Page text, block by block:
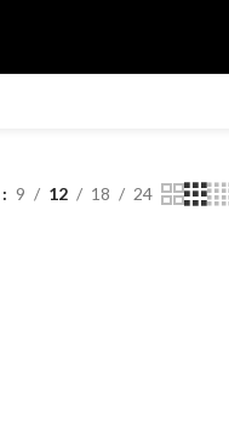
9 12 18 24